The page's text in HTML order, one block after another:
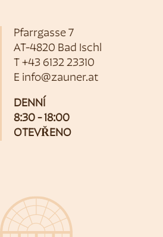
Pfarrgasse 7
AT-4820 Bad Ischl
T +43 6132 23310
E info@zauner.at
DENNÍ
8:30 - 18:00
OTEVŘENO